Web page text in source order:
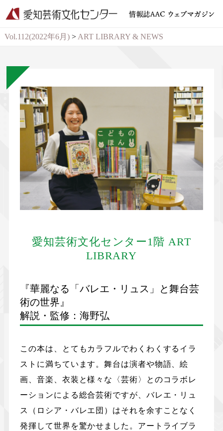
Vol.112(2022年6月) > ART LIBRARY & NEWS
愛知芸術文化センター1階 ART
LIBRARY
『華麗なる「バレエ・リュス」と舞台芸
術の世界』
解説・監修：海野弘
この本は、とてもカラフルでわくわくするイラ
ストに満ちています。舞台は演者や物語、絵
画、音楽、衣装と様々な〈芸術〉とのコラボレ
ーションによる総合芸術ですが、バレエ・リュ
ス（ロシア・バレエ団）はそれを余すことなく
発揮して世界を驚かせました。アートライブラ